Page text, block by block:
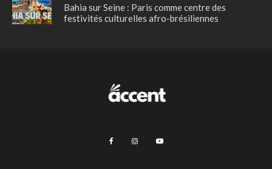
Bahia sur Seine : Paris comme centre des
festivités culturelles afro-brésiliennes